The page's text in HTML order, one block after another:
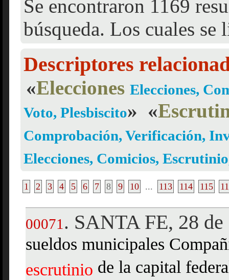
Se encontraron 1169
búsqueda. Los cuales se
Descriptores
«Elecciones Elecciones,
Voto, Plesbiscito» «
Comprobación, Verificación,
Elecciones, Comicios,
1 2 3 4 5 6 7 8 9 10 ... 113 114 115
00071 . SANTA FE, 28
sueldos municipales
escrutinio de la capital